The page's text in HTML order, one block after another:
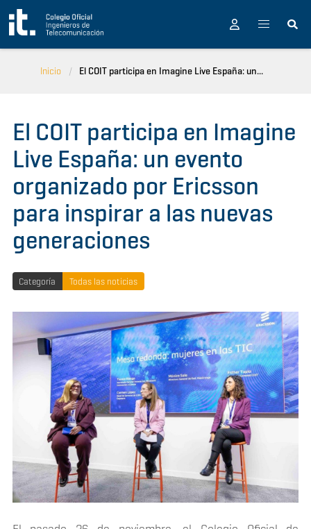
Pasar al contenido principal
Inicio El COIT participa en Imagine Live España: un...
El COIT participa en Imagine
Live España: un evento
organizado por Ericsson
para inspirar a las nuevas
generaciones
Categoría Todas las noticias